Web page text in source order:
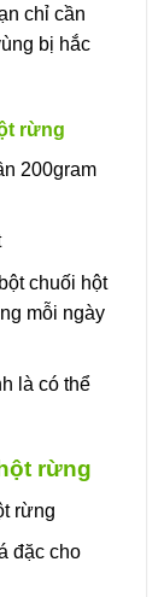
chỉ cần
bị hắc
rừng
200gram
chuối hột
mỗi ngày
là có thể
rừng
rừng
đặc cho